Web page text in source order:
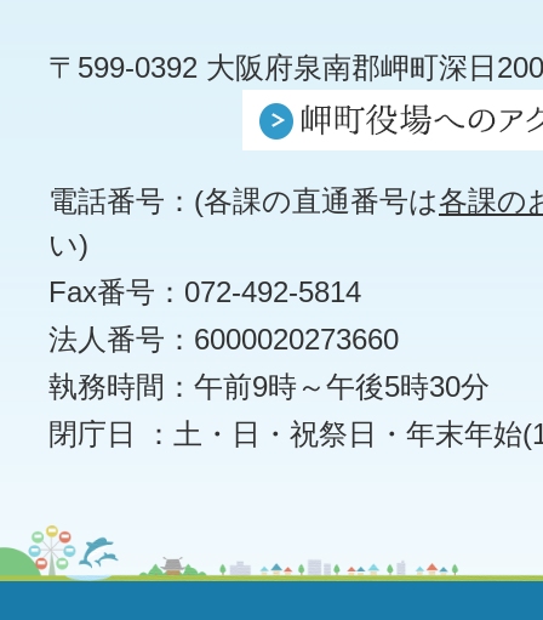
〒599-0392 大阪府泉南郡岬町深日
電話番号：(各課の直通番号は各課の
い)
Fax番号：072-492-5814
法人番号：6000020273660
執務時間：午前9時～午後5時30分
閉庁日 ：土・日・祝祭日・年末年始